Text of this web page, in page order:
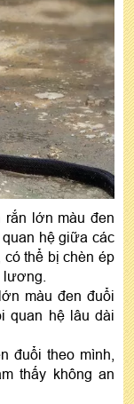
rắn lớn màu đen
hệ giữa các
có thể bị chèn ép
màu đen đuổi
quan hệ lâu dài
đuổi theo mình,
thấy không an